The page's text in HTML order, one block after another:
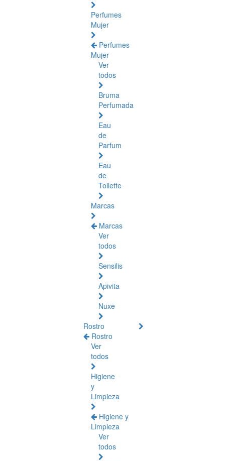
Perfumes
Mujer
Perfumes
Mujer
Ver
todos
Bruma
Perfumada
Eau
de
Parfum
Eau
de
Toilette
Marcas
Marcas
Ver
todos
Sensilis
Apivita
Nuxe
Rostro
Rostro
Ver
todos
Higiene
y
Limpieza
Higiene y
Limpieza
Ver
todos